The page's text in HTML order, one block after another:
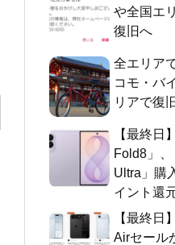
や全国エ
復旧へ
全エリア
コモ・バ
リアで復旧
【最終日
Fold8」
Ultra」購
イント還
【最終日
Airセール